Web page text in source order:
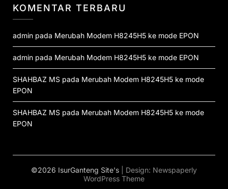
KOMENTAR TERBARU
admin pada Merubah Modem H8245H5 ke mode EPON
admin pada Merubah Modem H8245H5 ke mode EPON
SHAHBAZ MS pada Merubah Modem H8245H5 ke mode
EPON
SHAHBAZ MS pada Merubah Modem H8245H5 ke mode
EPON
©2026 IsurGanteng Site's | Design: Newspaperly
WordPress Theme